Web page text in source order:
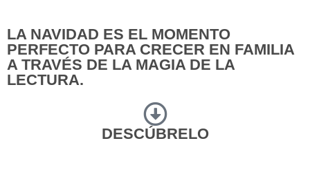
LA NAVIDAD ES EL MOMENTO
PERFECTO PARA CRECER EN FAMILIA
A TRAVÉS DE LA MAGIA DE LA
LECTURA.
DESCÚBRELO